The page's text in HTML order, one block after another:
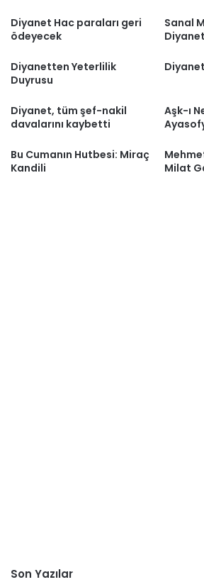
Diyanet Hac paraları geri
ödeyecek
Sanal
Diyanetten Yeterlilik
Duyrusu
Diyanet
Diyanet, tüm şef-nakil
davalarını kaybetti
Aşk-ı
Bu Cumanın Hutbesi: Miraç
Kandili
Milat
Son Yazılar